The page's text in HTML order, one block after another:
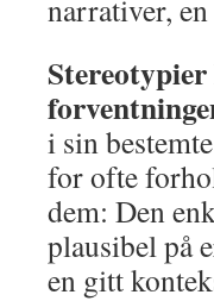
narrativer,
i sin
for ofte
dem: Den
plausibel på
en gitt